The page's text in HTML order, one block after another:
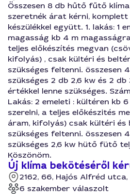
Összesen 8 db hűtő fűtő
szeretnék árat kérni, komplett
készülékkel együtt. 1. lakás: 1
magasság kb 4 m
teljes előkészítés megvan
kifolyás) , csak kültéri és
szükséges feltenni. összesen
szükséges 2 db 2,6 kw és 2
értékkel lenne szükséges.
Lakás: 2 emeleti : kültéren kb
szerelni, a teljes előkészités
áram, kifolyás) csak kültéri és
szükséges feltenni. összesen
szükséges 2,6 kw hütő fütő
Köszönöm.
Új klíma bekötéséről
2162, 66, Hajós Alfréd
6 szakember válaszolt